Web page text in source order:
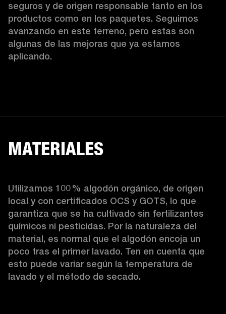
seguros y de origen responsable tanto en los
productos como en los paquetes. Seguimos
avanzando en este terreno, pero estas son
algunas de las mejoras que ya estamos
aplicando.
MATERIALES
Utilizamos 100 % algodón orgánico, de origen
local y con certificados OCS y GOTS, lo que
garantiza que se ha cultivado sin fertilizantes
químicos ni pesticidas. Por la naturaleza del
material, es normal que el algodón encoja un
poco tras el primer lavado. Ten en cuenta que
esto puede variar según la temperatura de
lavado y el método de secado.